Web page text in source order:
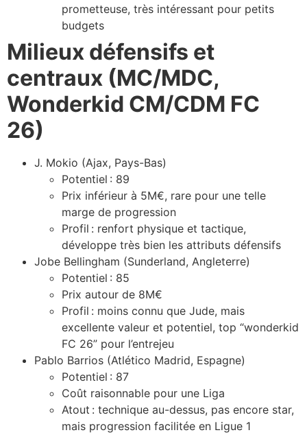
prometteuse, très intéressant pour petits
budgets
Milieux défensifs et
centraux (MC/MDC,
Wonderkid CM/CDM FC
26)
J. Mokio (Ajax, Pays-Bas)
Potentiel : 89
Prix inférieur à 5M€, rare pour une telle
marge de progression
Profil : renfort physique et tactique,
développe très bien les attributs défensifs
Jobe Bellingham (Sunderland, Angleterre)
Potentiel : 85
Prix autour de 8M€
Profil : moins connu que Jude, mais
excellente valeur et potentiel, top “wonderkid
FC 26” pour l’entrejeu
Pablo Barrios (Atlético Madrid, Espagne)
Potentiel : 87
Coût raisonnable pour une Liga
Atout : technique au-dessus, pas encore star,
mais progression facilitée en Ligue 1